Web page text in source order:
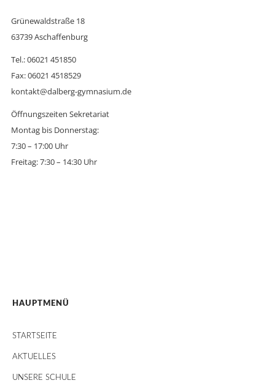
Grünewaldstraße 18
63739 Aschaffenburg
Tel.: 06021 451850
Fax: 06021 4518529
kontakt@dalberg-gymnasium.de
Öffnungszeiten Sekretariat
Montag bis Donnerstag:
7:30 – 17:00 Uhr
Freitag: 7:30 – 14:30 Uhr
HAUPTMENÜ
STARTSEITE
AKTUELLES
UNSERE SCHULE